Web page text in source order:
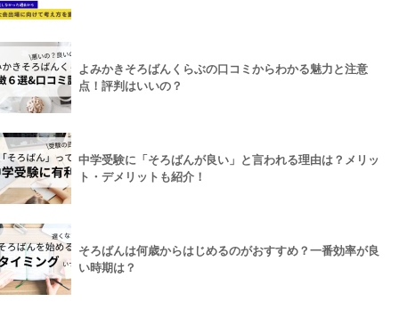
よみかきそろばんくらぶの口コミからわかる魅力と注意
点！評判はいいの？
中学受験に「そろばんが良い」と言われる理由は？メリッ
ト・デメリットも紹介！
そろばんは何歳からはじめるのがおすすめ？一番効率が良
い時期は？